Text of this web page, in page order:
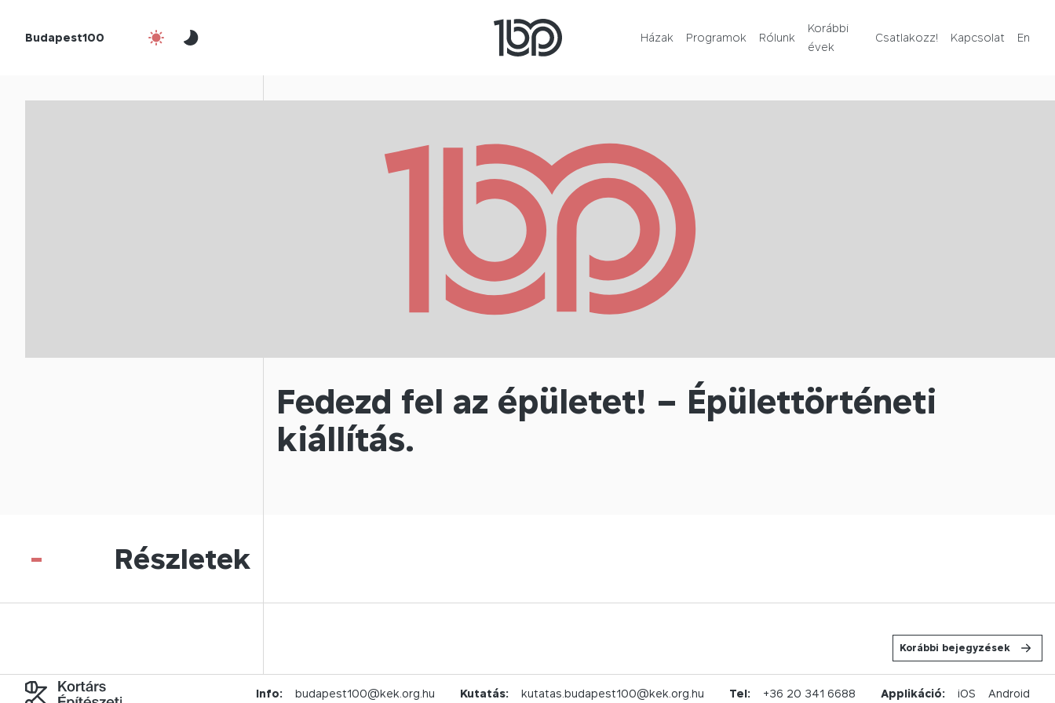
Budapest100 Házak Programok Rólunk
Korábbi
évek
Csatlakozz! Kapcsolat En
Fedezd fel az épületet! – Épülettörténeti
kiállítás.
Részletek
-
Korábbi bejegyzések
Info: budapest100@kek.org.hu Kutatás: kutatas.budapest100@kek.org.hu Tel: +36 20 341 6688 Applikáció: iOS Android